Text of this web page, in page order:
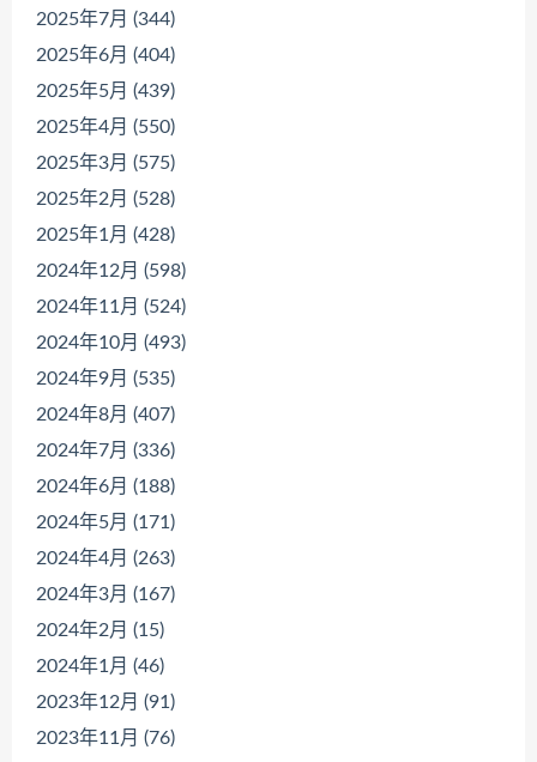
2025年7月 (344)
2025年6月 (404)
2025年5月 (439)
2025年4月 (550)
2025年3月 (575)
2025年2月 (528)
2025年1月 (428)
2024年12月 (598)
2024年11月 (524)
2024年10月 (493)
2024年9月 (535)
2024年8月 (407)
2024年7月 (336)
2024年6月 (188)
2024年5月 (171)
2024年4月 (263)
2024年3月 (167)
2024年2月 (15)
2024年1月 (46)
2023年12月 (91)
2023年11月 (76)